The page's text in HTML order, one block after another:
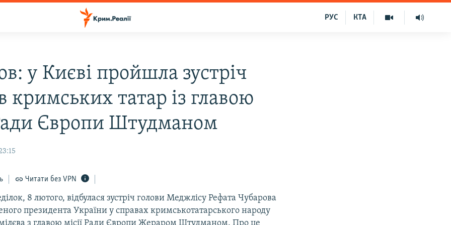
КТА
РУС
у Києві пройшла зустріч
кримських татар із главою
Європи Штудманом
Читати без VPN
8 лютого, відбулася зустріч голови Меджлісу Рефата Чубарова
президента України у справах кримськотатарського народу